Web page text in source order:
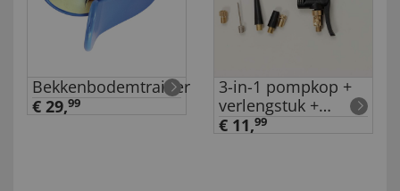
Bekkenbodemtrainer
€ 29,99
3-in-1 pompkop +
verlengstuk +
adapter
€ 11,99